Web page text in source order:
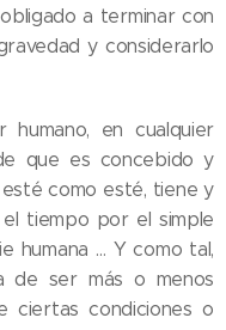
a terminar con
y considerarlo
en cualquier
que es concebido y
como esté, tiene y
tiempo por el simple
humana … Y como tal,
de ser más o menos
ciertas condiciones o